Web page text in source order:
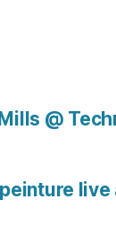
@
live